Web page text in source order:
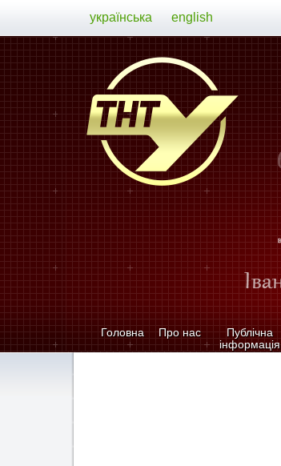
українська english
Головна Про нас
Публічна
інформація